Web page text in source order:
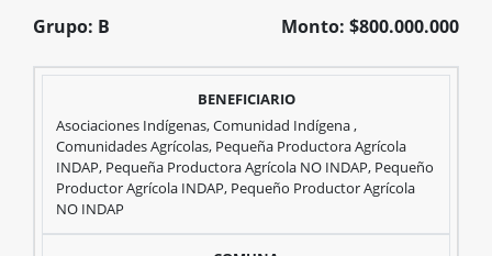
Beneficiarios Comunas
Grupo: B Monto: $800.000.000
Grupo:
B
Asociaciones Indígenas, Comunidad Indígena ,
Comunidades Agrícolas, Pequeña Productora Agrícola
INDAP, Pequeña Productora Agrícola NO INDAP, Pequeño
Productor Agrícola INDAP, Pequeño Productor Agrícola
NO INDAP